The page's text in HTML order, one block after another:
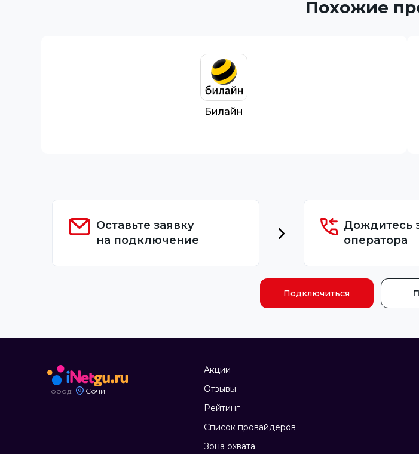
Похожие
Билайн
Оставьте заявку
на подключение
Дождитесь
оператора
Подключиться
Город: Сочи
Акции
Отзывы
Рейтинг
Список провайдеров
Зона охвата